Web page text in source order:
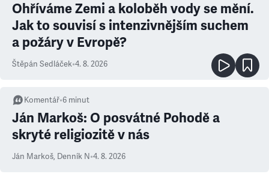
Ohříváme Zemi a koloběh vody se mění.
Jak to souvisí s intenzivnějším suchem
a požáry v Evropě?
Štěpán Sedláček•4. 8. 2026
Komentář•6 minut
Ján Markoš: O posvátné Pohodě a
skryté religiozitě v nás
Ján Markoš, Denník N•4. 8. 2026